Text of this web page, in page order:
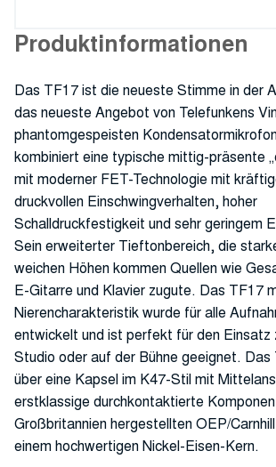
Produktinformationen
Das TF17 ist die neueste Stimme in der
das neueste Angebot von Telefunkens
phantomgespeisten
kombiniert eine typische mittig-präsente
mit moderner FET-Technologie mit
druckvollen Einschwingverhalten, hoher
Schalldruckfestigkeit und sehr geringem
Sein erweiterter Tieftonbereich, die
weichen Höhen kommen Quellen wie
E-Gitarre und Klavier zugute. Das TF17
Nierencharakteristik wurde für alle
entwickelt und ist perfekt für den Einsatz
Studio oder auf der Bühne geeignet.
über eine Kapsel im K47-Stil mit
erstklassige durchkontaktierte
Großbritannien hergestellten OEP/
einem hochwertigen Nickel-Eisen-Kern.